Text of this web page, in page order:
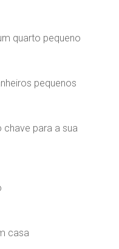
quarto pequeno
pequenos
chave para a sua
casa